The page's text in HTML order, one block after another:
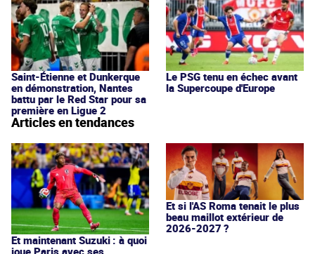
Saint-Étienne et Dunkerque
en démonstration, Nantes
battu par le Red Star pour sa
première en Ligue 2
Le PSG tenu en échec avant
la Supercoupe d'Europe
Articles en tendances
Et maintenant Suzuki : à quoi
joue Paris avec ses
Et si l'AS Roma tenait le plus
beau maillot extérieur de
2026-2027 ?